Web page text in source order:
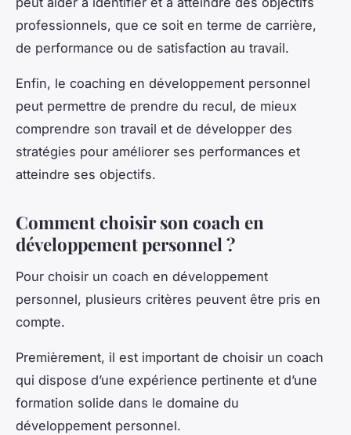
professionnels, que ce soit en terme de carrière,
de performance ou de satisfaction au travail.
Enfin, le coaching en développement personnel
peut permettre de prendre du recul, de mieux
comprendre son travail et de développer des
stratégies pour améliorer ses performances et
atteindre ses objectifs.
Comment choisir son coach en
développement personnel ?
Pour choisir un coach en développement
personnel, plusieurs critères peuvent être pris en
compte.
Premièrement, il est important de choisir un coach
qui dispose d’une expérience pertinente et d’une
formation solide dans le domaine du
développement personnel.